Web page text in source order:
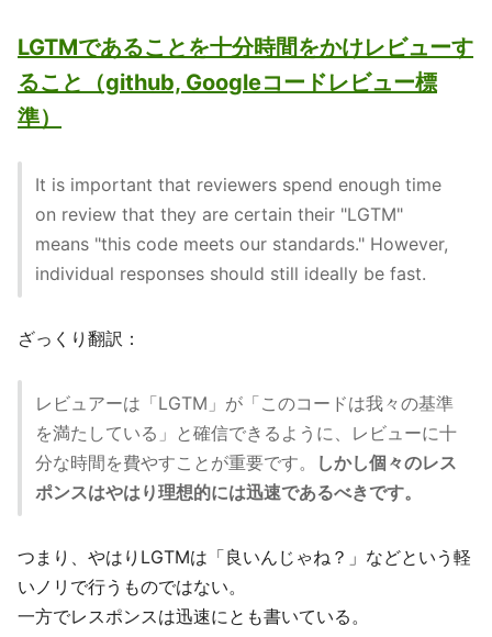
LGTMであることを十分時間をかけレビューす
ること（github, Googleコードレビュー標
準）
It is important that reviewers spend enough time
on review that they are certain their "LGTM"
means "this code meets our standards." However,
individual responses should still ideally be fast.
ざっくり翻訳：
レビュアーは「LGTM」が「このコードは我々の基準
を満たしている」と確信できるように、レビューに十
分な時間を費やすことが重要です。
しかし個々のレス
ポンスはやはり理想的には迅速であるべきです。
つまり、やはりLGTMは「良いんじゃね？」などという軽
いノリで行うものではない。
一方でレスポンスは迅速にとも書いている。